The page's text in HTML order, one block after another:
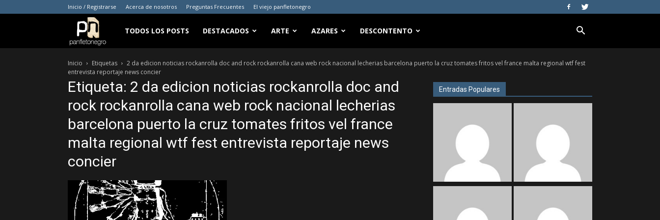
Inicio / Registrarse Acerca de nosotros Preguntas Frecuentes El viejo panfletonegro
panfletonegro
TODOS LOS POSTS DESTACADOS ARTE AZARES DESCONTENTO
Inicio Etiquetas
2 da edicion noticias rockanrolla doc and rock rockanrolla cana web rock nacional lecherias barcelona puerto la cruz tomates fritos vel france malta regional wtf fest
entrevista reportaje news concier
Etiqueta: 2 da edicion noticias rockanrolla doc and
rock rockanrolla cana web rock nacional lecherias
barcelona puerto la cruz tomates fritos vel france
malta regional wtf fest entrevista reportaje news
concier
Entradas Populares